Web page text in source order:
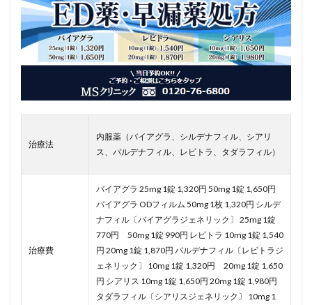
治療法
内服薬（バイアグラ、シルデナフィル、シアリ
ス、バルデナフィル、レビトラ、タダラフィル）
治療費
バイアグラ 25mg 1錠 1,320円 50mg 1錠 1,650円
バイアグラ ODフィルム 50mg 1枚 1,320円 シルデ
ナフィル〔バイアグラジェネリック〕 25mg 1錠
770円 50mg 1錠 990円 レビトラ 10mg 1錠 1,540
円 20mg 1錠 1,870円 バルデナフィル〔レビトラジ
ェネリック〕 10mg 1錠 1,320円 20mg 1錠 1,650
円 シアリス 10mg 1錠 1,650円 20mg 1錠 1,980円
タダラフィル〔シアリスジェネリック〕 10mg 1